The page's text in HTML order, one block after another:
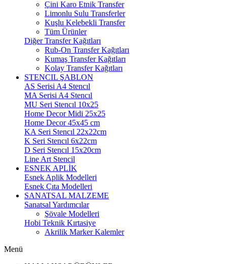
Çini Karo Etnik Transfer
Limonlu Sulu Transferler
Kuşlu Kelebekli Transfer
Tüm Ürünler
Diğer Transfer Kağıtları
Rub-On Transfer Kağıtları
Kumaş Transfer Kağıtları
Kolay Transfer Kağıtları
STENCIL ŞABLON
AS Serisi A4 Stencıl
MA Serisi A4 Stencıl
MU Seri Stencıl 10x25
Home Decor Midi 25x25
Home Decor 45x45 cm
KA Seri Stencıl 22x22cm
K Seri Stencıl 6x22cm
D Seri Stencıl 15x20cm
Line Art Stencil
ESNEK APLİK
Esnek Aplik Modelleri
Esnek Çıta Modelleri
SANATSAL MALZEME
Sanatsal Yardımcılar
Şövale Modelleri
Hobi Teknik Kırtasiye
Akrilik Marker Kalemler
Menü